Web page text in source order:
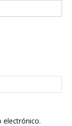
electrónico.